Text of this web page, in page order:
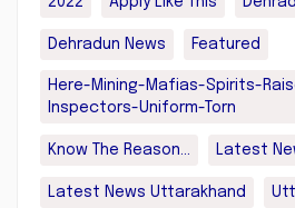
Dehradun News Featured
Here-Mining-Mafias-Spirits-
Inspectors-Uniform-Torn
Know The Reason... Latest
Latest News Uttarakhand